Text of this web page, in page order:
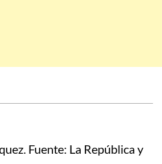
Fuente: La República y